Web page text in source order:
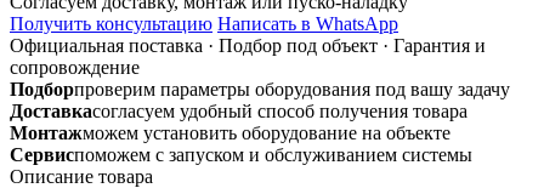
Гибкий
алюминиевый
воздуховод
Получить консультацию Написать в WhatsApp
Официальная поставка · Подбор под объект · Гарантия и
сопровождение
Подборпроверим параметры оборудования под вашу задачу
Доставкасогласуем удобный способ получения товара
Монтажможем установить оборудование на объекте
Сервиспоможем с запуском и обслуживанием системы
Описание товара